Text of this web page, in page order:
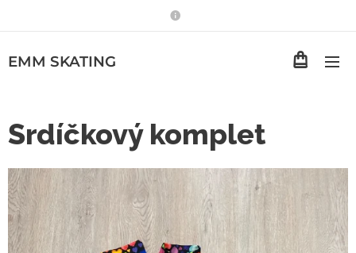
EMM SKATING
Srdíčkový komplet